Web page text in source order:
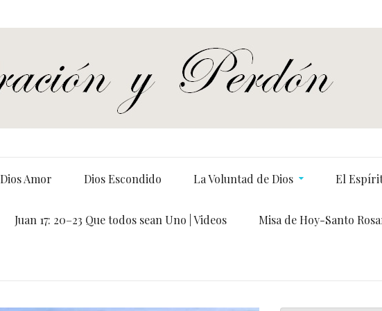
Dios Amor Dios Escondido La Voluntad de Dios El
Juan 17: 20–23 Que todos sean Uno | Videos Misa de Hoy-Santo